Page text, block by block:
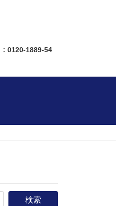
: 0120-1889-54